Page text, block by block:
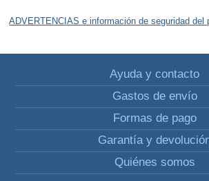
ADVERTENCIAS e información de seguridad del
Ayuda y contacto
Gastos de envío
Formas de pago
Garantía y
Quiénes somos